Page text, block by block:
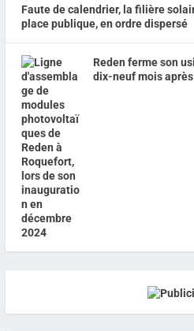
Faute de calendrier, la filière
place publique, en ordre dispersé
Reden ferme son
dix-neuf mois